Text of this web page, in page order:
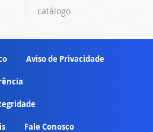
catálogo
Aviso de Privacidade
Fale Conosco